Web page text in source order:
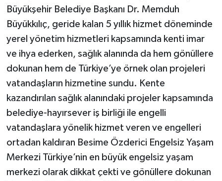
Büyükşehir Belediye Başkanı Dr. Memduh
Büyükkılıç, geride kalan 5 yıllık hizmet döneminde
yerel yönetim hizmetleri kapsamında kenti imar
ve ihya ederken, sağlık alanında da hem gönüllere
dokunan hem de Türkiye’ye örnek olan projeleri
vatandaşların hizmetine sundu. Kente
kazandırılan sağlık alanındaki projeler kapsamında
belediye-hayırsever iş birliği ile engelli
vatandaşlara yönelik hizmet veren ve engelleri
ortadan kaldıran Besime Özderici Engelsiz Yaşam
Merkezi Türkiye’nin en büyük engelsiz yaşam
merkezi olarak dikkat çekti ve gönüllere dokunan